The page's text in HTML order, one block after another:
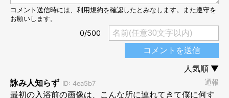
まるで“別犬”！？ シャンプーでぬれた“いぬくん”の姿
＠i_n_u_k_u_n